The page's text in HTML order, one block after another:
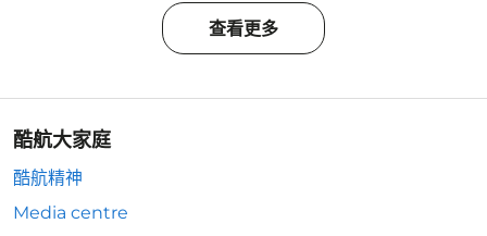
查看更多
酷航大家庭
酷航精神
Media centre